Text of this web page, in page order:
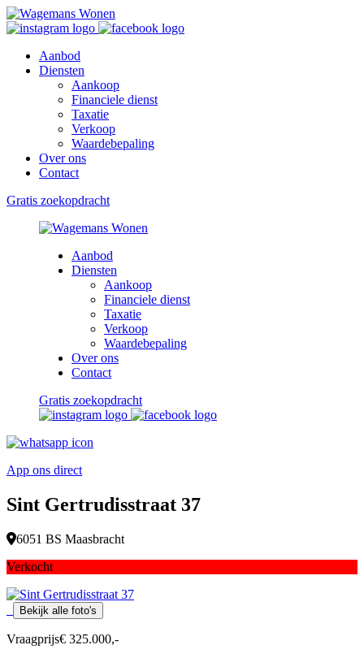
Aanbod
Diensten
Aankoop
Financiele dienst
Taxatie
Verkoop
Waardebepaling
Over ons
Contact
Gratis zoekopdracht
Aanbod
Diensten
Aankoop
Financiele dienst
Taxatie
Verkoop
Waardebepaling
Over ons
Contact
Gratis zoekopdracht
App ons direct
Sint Gertrudisstraat 37
6051 BS Maasbracht
Verkocht
Bekijk alle foto's
Vraagprijs€ 325.000,-